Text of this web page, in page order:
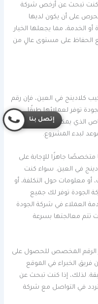
إذا كنت تبحث عن أرخص شركة
على أن يكون لديها
الخدمة، مما يجعلها الخيار
الحفاظ على مستوى عالٍ من
كلادينج في العين، فإن رقم
توفر لعملائها طرقًا
الذي يمكن الاتصال به
لبدء المشروع.
متخصصًا جاهزًا للإجابة على
في العين. سواء كنت
معلومات حول التكلفة، أو
الجودة توفر لك جميع
العملاء في شركة الجودة
تتم معالجتها بسرعة
الرقم المخصص للحصول على
فريق الخبراء في الموقع
لذلك، إذا كنت تبحث عن
في التواصل مع شركة
إتصل بنا